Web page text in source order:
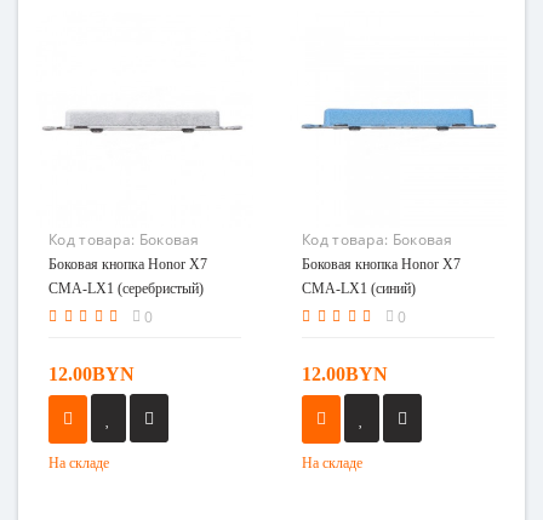
Код товара: Боковая
кнопка Honor X7 CMA-LX1
(серебристый)
Боковая кнопка Honor X7
CMA-LX1 (серебристый)
0
12.00BYN
На складе
Код товара: Боковая
кнопка Honor X7 CMA-LX1
(синий)
Боковая кнопка Honor X7
CMA-LX1 (синий)
0
12.00BYN
На складе